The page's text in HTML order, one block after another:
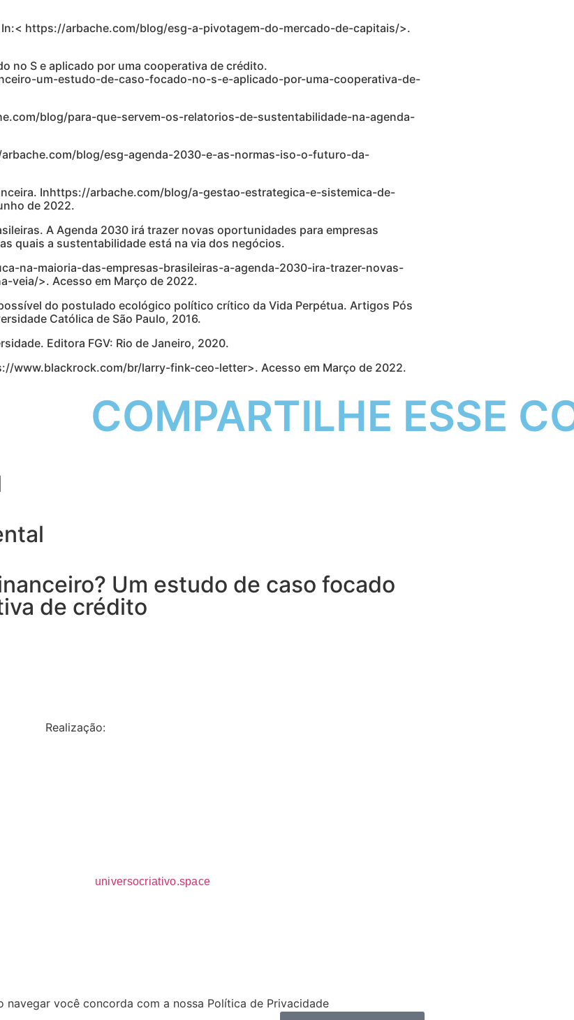
In:< https://arbache.com/blog/esg-a-pivotagem-do-mercado-de-capitais/>.
no S e aplicado por uma cooperativa de crédito.
um-estudo-de-caso-focado-no-s-e-aplicado-por-uma-cooperativa-de-
blog/para-que-servem-os-relatorios-de-sustentabilidade-na-agenda-
arbache.com/blog/esg-agenda-2030-e-as-normas-iso-o-futuro-da-
Inhttps://arbache.com/blog/a-gestao-estrategica-e-sistemica-de-
de 2022.
A Agenda 2030 irá trazer novas oportunidades para empresas
quais a sustentabilidade está na via dos negócios.
na-maioria-das-empresas-brasileiras-a-agenda-2030-ira-trazer-novas-
veia/>. Acesso em Março de 2022.
do postulado ecológico político crítico da Vida Perpétua. Artigos Pós
Católica de São Paulo, 2016.
Editora FGV: Rio de Janeiro, 2020.
www.blackrock.com/br/larry-fink-ceo-letter>. Acesso em Março de 2022.
COMPARTILHE ESSE
Um estudo de caso focado
de crédito
Realização:
universocriativo.space
navegar você concorda com a nossa Política de Privacidade